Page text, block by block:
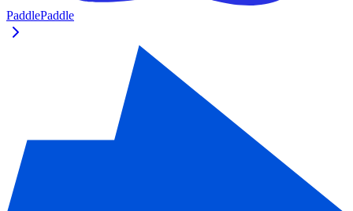
PaddlePaddle